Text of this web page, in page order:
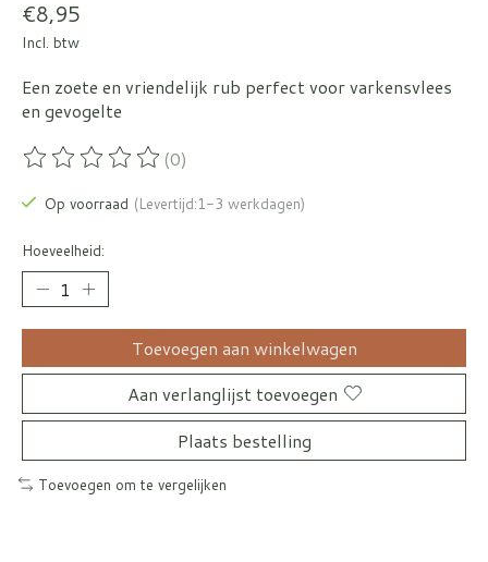
€8,95
Incl. btw
Een zoete en vriendelijk rub perfect voor varkensvlees
en gevogelte
De beoordeling van dit product is
(0)
Op voorraad (Levertijd:1-3 werkdagen)
Hoeveelheid:
Toevoegen aan winkelwagen
Aan verlanglijst toevoegen
Plaats bestelling
Toevoegen om te vergelijken